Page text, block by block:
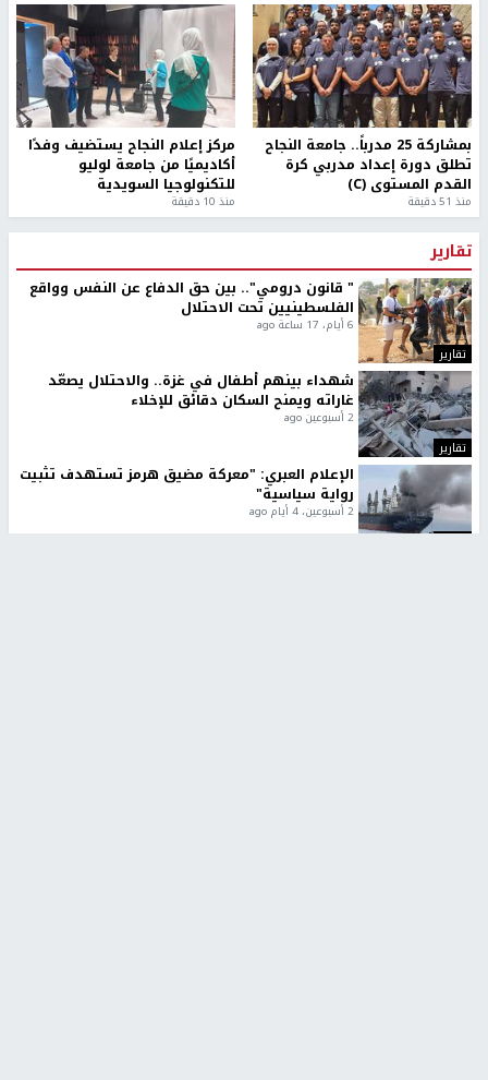
بمشاركة 25 مدرباً.. جامعة النجاح
تطلق دورة إعداد مدربي كرة
القدم المستوى (C)
منذ 51 دقيقة
مركز إعلام النجاح يستضيف وفدًا
أكاديميًا من جامعة لوليو
للتكنولوجيا السويدية
منذ 10 دقيقة
تقارير
تقارير
" قانون درومي".. بين حق الدفاع عن النفس وواقع
الفلسطينيين تحت الاحتلال
6 أيام، 17 ساعة ago
تقارير
شهداء بينهم أطفال في غزة.. والاحتلال يصعّد
غاراته ويمنح السكان دقائق للإخلاء
2 أسبوعين ago
تقارير
الإعلام العبري: "معركة مضيق هرمز تستهدف تثبيت
رواية سياسية"
2 أسبوعين، 4 أيام ago